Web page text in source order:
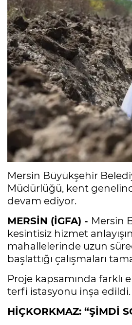
Mersin Büyükşehir
Müdürlüğü, kent
devam ediyor.
MERSİN (İGFA) - Mersin
kesintisiz hizmet
mahallelerinde uzun
başlattığı çalışmaları
Proje kapsamında farklı
terfi istasyonu inşa edildi.
HİÇKORKMAZ: “ŞİMDİ